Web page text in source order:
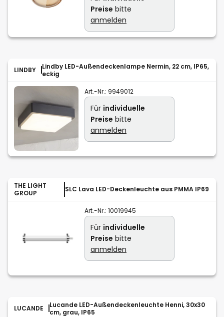
Preise bitte
anmelden
LINDBY
Lindby LED-Außendeckenlampe Nermin, 22 cm, IP65,
eckig
Art.-Nr.: 9949012
Für individuelle
Preise bitte
anmelden
THE LIGHT
GROUP
SLC Lava LED-Deckenleuchte aus PMMA IP69
Art.-Nr.: 10019945
Für individuelle
Preise bitte
anmelden
LUCANDE
Lucande LED-Außendeckenleuchte Henni, 30x30
cm, grau, IP65